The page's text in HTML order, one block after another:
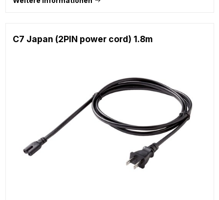
C7 Japan (2PIN power cord) 1.8m